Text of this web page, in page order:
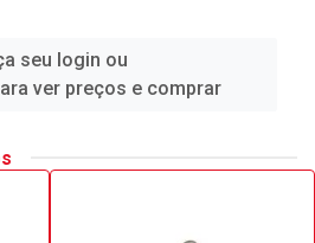
seu login ou
ver preços e comprar